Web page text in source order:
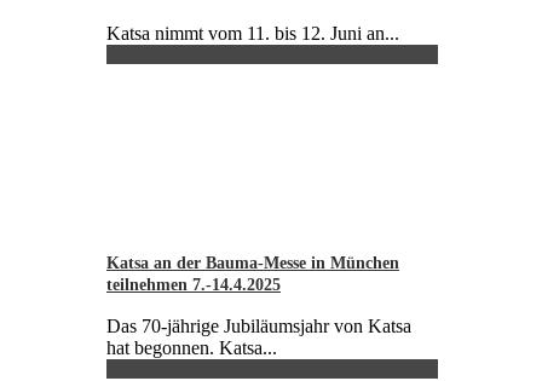
Katsa nimmt vom 11. bis 12. Juni an...
Katsa an der Bauma-Messe in München
teilnehmen 7.-14.4.2025
Das 70-jährige Jubiläumsjahr von Katsa
hat begonnen. Katsa...